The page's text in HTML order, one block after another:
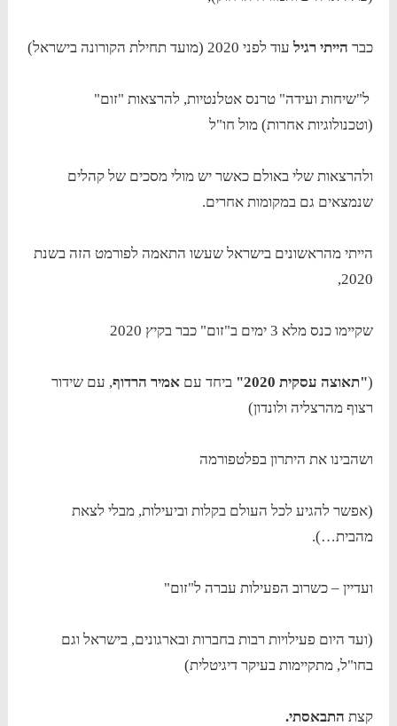
כבר הייתי רגיל עוד לפני 2020 (מועד תחילת הקורונה בישראל)
ל"שיחות ועידה" טרנס אטלנטיות, להרצאות "זום"
(וטכנולוגיות אחרות) מול חו"ל
ולהרצאות שלי באולם כאשר יש מולי מסכים של קהלים
שנמצאים גם במקומות אחרים.
הייתי מהראשונים בישראל שעשו התאמה לפורמט הזה בשנת
2020,
שקיימו כנס מלא 3 ימים ב"זום" כבר בקיץ 2020
("תאוצה עסקית 2020" ביחד עםאמיר הרדוף, עם שידור
רצוף מהרצליה ולונדון)
ושהבינו את היתרון בפלטפורמה
(אפשר להגיע לכל העולם בקלות וביעילות, מבלי לצאת
מהבית…).
ועדיין – כשרוב הפעילות עברה ל"זום"
(ועד היום פעילויות רבות בחברות ובארגונים, בישראל וגם
בחו"ל, מתקיימות בעיקר דיגיטלית)
קצת התבאסתי.